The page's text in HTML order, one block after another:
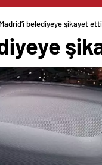
belediyeye şikayet